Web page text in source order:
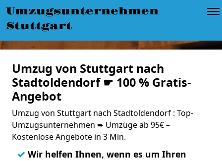
Umzugsunternehmen
Stuttgart
Umzug von Stuttgart nach
Stadtoldendorf ☛ 100 % Gratis-
Angebot
Umzug von Stuttgart nach Stadtoldendorf : Top-
Umzugsunternehmen ➨ Umzüge ab 95€ –
Kostenlose Angebote in 3 Min.
✓ Wir helfen Ihnen, wenn es um Ihren